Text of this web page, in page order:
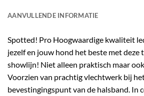
AANVULLENDE INFORMATIE
Spotted! Pro Hoogwaardige kwaliteit
jezelf en jouw hond het beste met
showlijn! Niet alleen praktisch maar
Voorzien van prachtig vlechtwerk bij
bevestingingspunt van de halsband. In